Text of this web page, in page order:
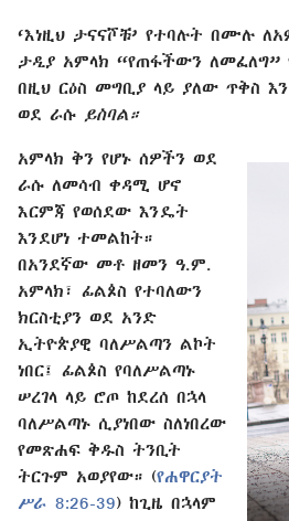
‘እነዚህ ታናናሾቹ’ የተባሉት በሙሉ
ታዲያ አምላክ “የጠፋችውን
በዚህ ርዕስ መግቢያ ላይ ያለው ጥቅስ
ወደ ራሱ
ይስባል።
አምላክ ቅን የሆኑ ሰዎችን ወደ
ራሱ ለመሳብ ቀዳሚ ሆኖ
እርምጃ የወሰደው እንዴት
እንደሆነ ተመልከት።
በአንደኛው መቶ ዘመን ዓ.ም.
አምላክ፣ ፊልጶስ የተባለውን
ክርስቲያን ወደ አንድ
ኢትዮጵያዊ ባለሥልጣን ልኮት
ነበር፤ ፊልጶስ የባለሥልጣኑ
ሠረገላ ላይ ሮጦ ከደረሰ በኋላ
ባለሥልጣኑ ሲያነበው ስለነበረው
የመጽሐፍ ቅዱስ ትንቢት
ትርጉም አወያየው። (የሐዋርያት
ሥራ 8:26-39) ከጊዜ በኋላም